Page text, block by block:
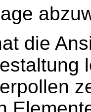
die